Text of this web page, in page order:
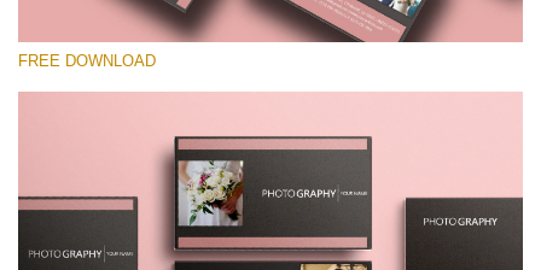
请选择
Free Template #53
Senior Price List
FREE DOWNLOAD